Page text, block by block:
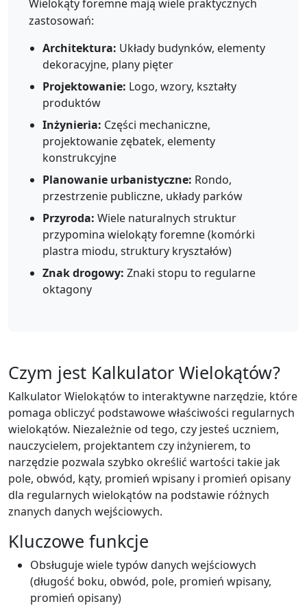
Wielokąty foremne mają wiele praktycznych
zastosowań:
Architektura: Układy budynków, elementy
dekoracyjne, plany pięter
Projektowanie: Logo, wzory, kształty
produktów
Inżynieria: Części mechaniczne,
projektowanie zębatek, elementy
konstrukcyjne
Planowanie urbanistyczne: Rondo,
przestrzenie publiczne, układy parków
Przyroda: Wiele naturalnych struktur
przypomina wielokąty foremne (komórki
plastra miodu, struktury kryształów)
Znak drogowy: Znaki stopu to regularne
oktagony
Czym jest Kalkulator Wielokątów?
Kalkulator Wielokątów to interaktywne narzędzie, które
pomaga obliczyć podstawowe właściwości regularnych
wielokątów. Niezależnie od tego, czy jesteś uczniem,
nauczycielem, projektantem czy inżynierem, to
narzędzie pozwala szybko określić wartości takie jak
pole, obwód, kąty, promień wpisany i promień opisany
dla regularnych wielokątów na podstawie różnych
znanych danych wejściowych.
Kluczowe funkcje
Obsługuje wiele typów danych wejściowych
(długość boku, obwód, pole, promień wpisany,
promień opisany)